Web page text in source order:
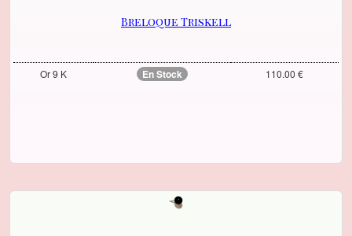
Breloque Triskell
Or 9 K En Stock 110.00 €